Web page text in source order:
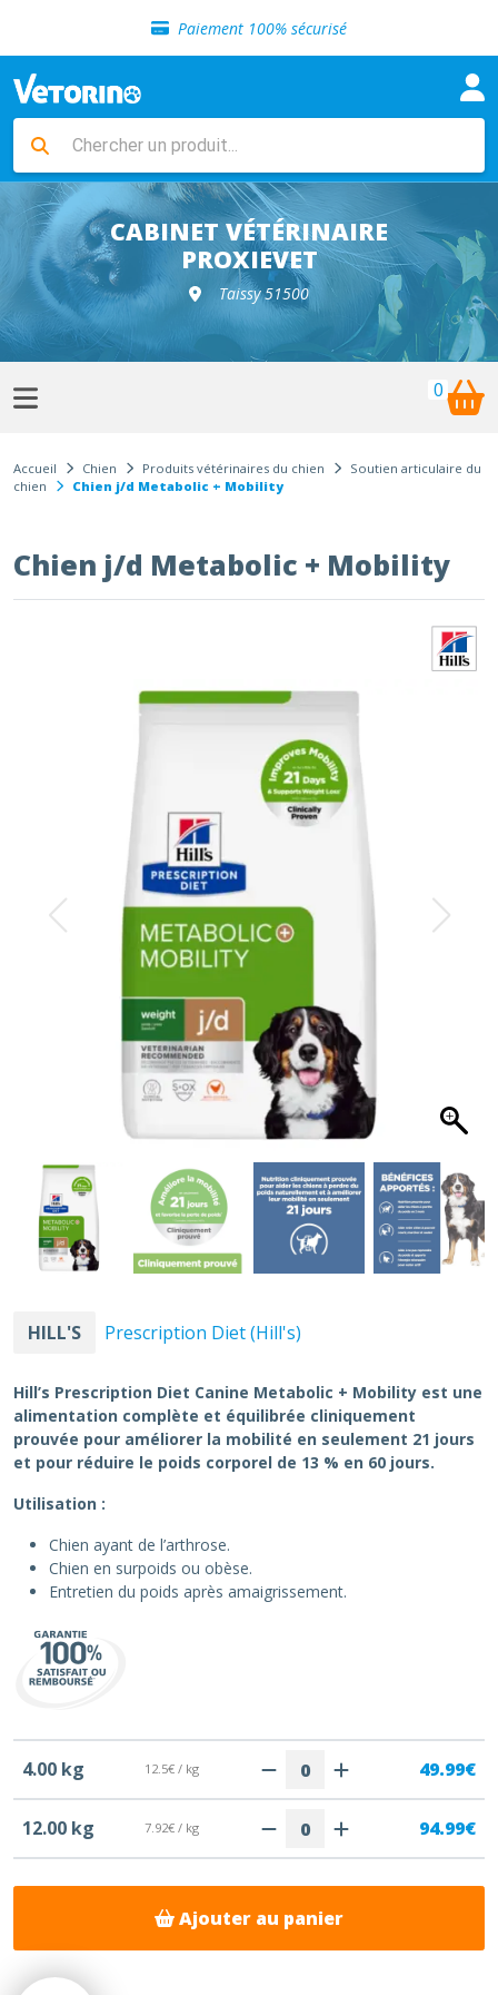
Paiement 100% sécurisé
Livraison gratuite en clinique vétérinaire
Sélection de croquettes vétérinaire
Livraison gratuite en clinique vétérinaire
Retour gratuit en clinique
Sélection de croquettes vétérinaire
CABINET VÉTÉRINAIRE
PROXIEVET
Taissy 51500
0
Accueil Chien Produits vétérinaires du chien
Soutien articulaire du
chien
Chien j/d Metabolic + Mobility
HILL'S Prescription Diet (Hill's)
Chien j/d Metabolic + Mobility
Hill’s Prescription Diet Canine Metabolic + Mobility est une
alimentation complète et équilibrée cliniquement
prouvée pour améliorer la mobilité en seulement 21 jours
et pour réduire le poids corporel de 13 % en 60 jours.
Utilisation :
Chien ayant de l’arthrose.
Chien en surpoids ou obèse.
Entretien du poids après amaigrissement.
4.00 kg 12.5€ / kg 49.99€
12.00 kg 7.92€ / kg 94.99€
Ajouter au panier